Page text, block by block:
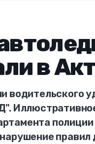
в
водительского